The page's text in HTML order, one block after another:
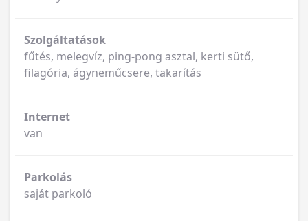
Szolgáltatások
fűtés, melegvíz, ping-pong asztal, kerti sütő,
filagória, ágyneműcsere, takarítás
Internet
van
Parkolás
saját parkoló